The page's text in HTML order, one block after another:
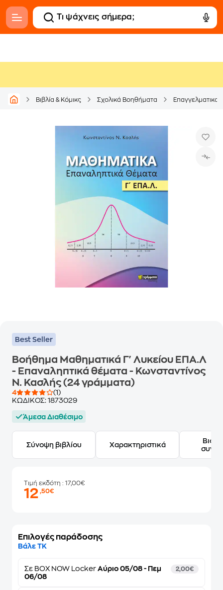
Βιβλία & Κόμικς Σχολικά Βοηθήματα Επαγγελματικού
Best Seller
Βοήθημα Μαθηματικά Γ' Λυκείου ΕΠΑ.Λ
- Επαναληπτικά θέματα - Κωνσταντίνος
Ν. Κασλής (24 γράμματα)
4
(1)
ΚΩΔΙΚΟΣ: 1873029
Άμεσα Διαθέσιμο
Σύνοψη βιβλίου Χαρακτηριστικά
Τιμή εκδότη : 17,00€
12,50€
Επιλογές παράδοσης
Βάλε ΤΚ
Σε BOX NOW Locker Αύριο 05/08 - Πεμ
06/08
2,00€